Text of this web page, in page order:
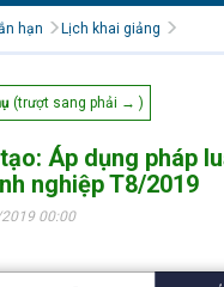
hạn Lịch khai giảng
(trượt sang phải → )
Áp dụng pháp
nghiệp T8/2019
00:00